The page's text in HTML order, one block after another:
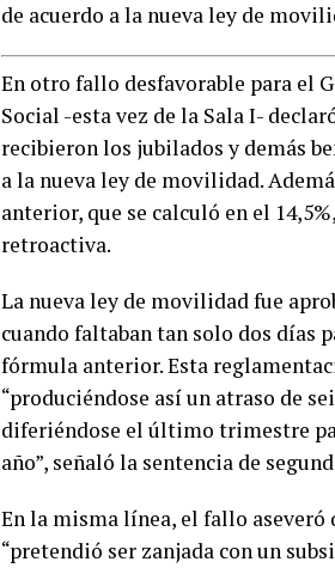
de acuerdo a la nueva ley de
En otro fallo desfavorable para el
Social -esta vez de la Sala I-
recibieron los jubilados y demás
a la nueva ley de movilidad.
anterior, que se calculó en el
retroactiva.
La nueva ley de movilidad fue
cuando faltaban tan solo dos días
fórmula anterior. Esta
“produciéndose así un atraso de
diferiéndose el último trimestre
año”, señaló la sentencia de
En la misma línea, el fallo
“pretendió ser zanjada con un